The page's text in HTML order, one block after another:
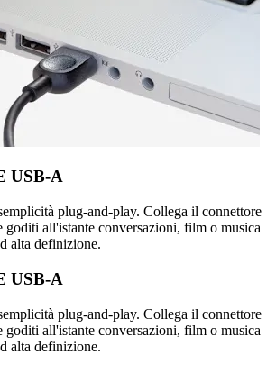
USB-A
plug-and-play. Collega il connettore
all'istante conversazioni, film o musica
alta definizione.
USB-A
plug-and-play. Collega il connettore
all'istante conversazioni, film o musica
alta definizione.